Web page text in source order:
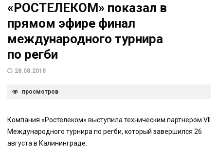
«РОСТЕЛЕКОМ» показал в
прямом эфире финал
международного турнира
по регби
28.08.2018
просмотров
Компания «Ростелеком» выступила техническим партнером VII
Международного турнира по регби, который завершился 26
августа в Калининграде.